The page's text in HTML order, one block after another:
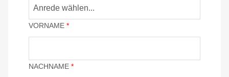
VORNAME *
NACHNAME *